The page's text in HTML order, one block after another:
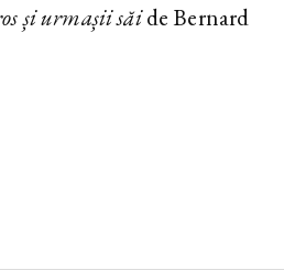
și urmașii săide Bernard